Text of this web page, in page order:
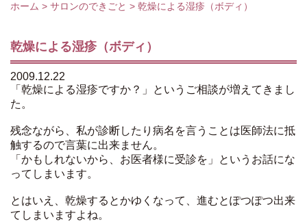
ホーム > サロンのできごと > 乾燥による湿疹（ボディ）
乾燥による湿疹（ボディ）
2009.12.22
「乾燥による湿疹ですか？」というご相談が増えてきまし
た。
残念ながら、私が診断したり病名を言うことは医師法に抵
触するので言葉に出来ません。
「かもしれないから、お医者様に受診を」というお話にな
ってしまいます。
とはいえ、乾燥するとかゆくなって、進むとぽつぽつ出来
てしまいますよね。